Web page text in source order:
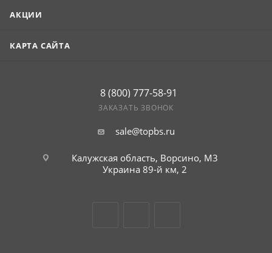
АКЦИИ
КАРТА САЙТА
8 (800) 777-58-91
ЗАКАЗАТЬ ЗВОНОК
sale@topbs.ru
Калужская область, Ворсино, М3
Украина 89-й км, 2